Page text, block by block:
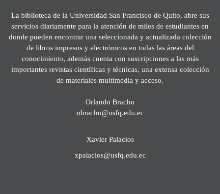
La biblioteca de la Universidad San Francisco de Quito, abre sus
servicios diariamente para la atención de miles de estudiantes en
donde pueden encontrar una seleccionada y actualizada colección
de libros impresos y electrónicos en todas las áreas del
conocimiento, además cuenta con suscripciones a las más
importantes revistas científicas y técnicas, una extensa colección
de materiales multimedia y acceso.
Orlando Bracho
obracho@usfq.edu.ec
Xavier Palacios
xpalacios@usfq.edu.ec